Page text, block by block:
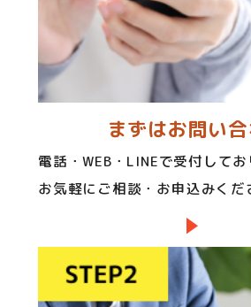
まずはお問い
電話・WEB・LINEで受付して
お気軽にご相談・お申込みくだ